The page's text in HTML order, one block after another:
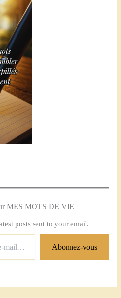
MES MOTS DE VIE
posts sent to your email.
Abonnez-vous